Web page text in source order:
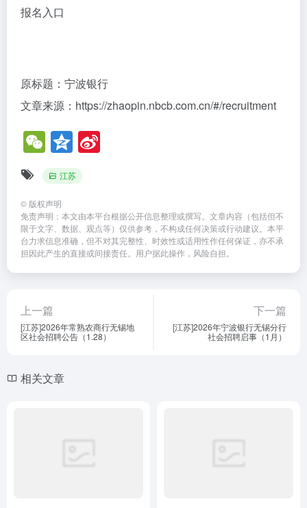
报名入口
原标题：宁波银行
文章来源：https://zhaopin.nbcb.com.cn/#/recruitment
W
e
C
h
at
Q
z
o
n
e
W
ei
b
o
江苏
© 版权声明
免责声明：本文由本平台根据公开信息整理或撰写。文章内容（包括但不
限于文字、数据、观点等）仅供参考，不构成任何决策或行动建议。本平
台力求信息准确，但不对其完整性、时效性或适用性作任何保证，亦不承
担因此产生的直接或间接责任。用户据此操作，风险自担。
上一篇
[江苏]2026年常熟农商行无锡地
区社会招聘公告（1.28）
下一篇
[江苏]2026年宁波银行无锡分行
社会招聘启事（1月）
相关文章